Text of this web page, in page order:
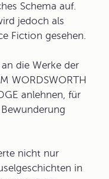
Schema auf.
jedoch als
Fiction gesehen.
die Werke der
WORDSWORTH
anlehnen, für
nicht nur
in